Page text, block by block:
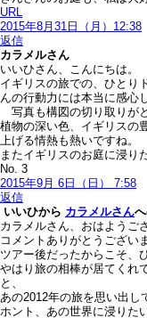
URL
2015年8月31日（月）12:38
返信
カラメルさん
いいひさん、こんにちは。
イギリスの旅での、ひとり
んの行動力には本当に感心
写真も構図の切り取りが
植物の深い色、イギリスの
上げる情熱も熱いですね。
またイギリスのお庭に浸り
No. 3
2015年9月 6日（日） 7:58
返信
いいひから カラメルさん
カラメルさん、おはようご
コメントありがとうござい
ツアー後だったからこそ、
やはり旅の相棒が居てくれ
と、
あの2012年の旅を思い出し
ホント、あの世界に浸りた